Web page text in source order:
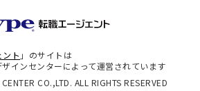
ト 」のサイトは
インセンターによって運営されています
CO.,LTD. ALL RIGHTS RESERVED